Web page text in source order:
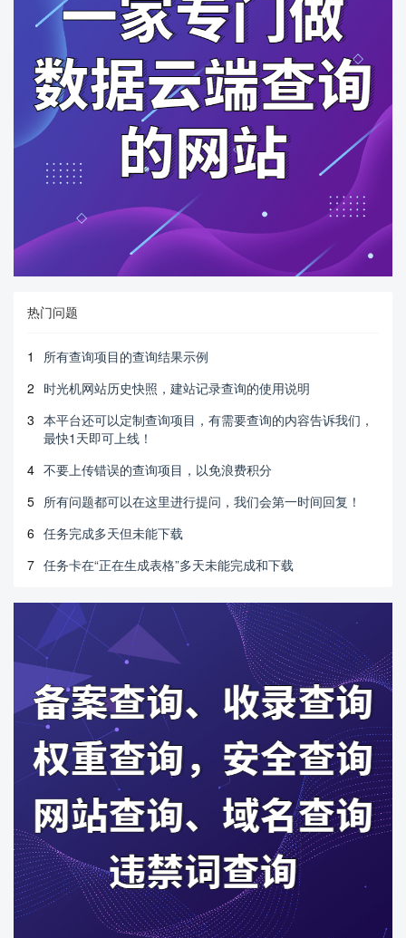
热门问题
1
所有查询项目的查询结果示例
2 时光机网站历史快照，建站记录查询的使用说明
3 本平台还可以定制查询项目，有需要查询的内容告诉我们，
最快1天即可上线！
4 不要上传错误的查询项目，以免浪费积分
5 所有问题都可以在这里进行提问，我们会第一时间回复！
6 任务完成多天但未能下载
7 任务卡在“正在生成表格”多天未能完成和下载